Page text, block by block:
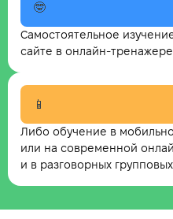
🤓
Самостоятельное
сайте в онлайн-тренажере
📱
Либо обучение в
или на современной
и в разговорных